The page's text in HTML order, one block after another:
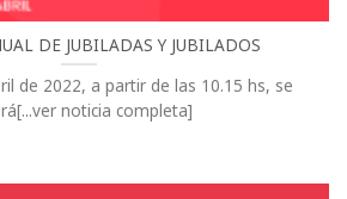
DE JUBILADAS Y JUBILADOS
de 2022, a partir de las 10.15 hs, se
noticia completa]